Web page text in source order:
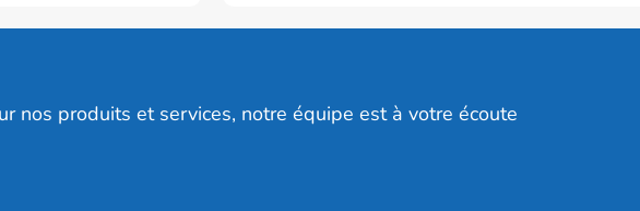
nos produits et services, notre équipe est à votre écoute